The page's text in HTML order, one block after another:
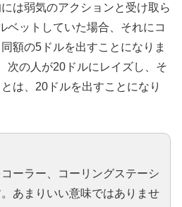
は弱気のアクションと受け取ら
ベットしていた場合、それにコ
額の5ドルを出すことになりま
次の人が20ドルにレイズし、そ
は、20ドルを出すことになり
ーラー、コーリングステーシ
あまりいい意味ではありませ